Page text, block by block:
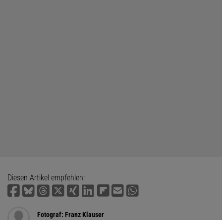
Diesen Artikel empfehlen:
Fotograf: Franz Klauser